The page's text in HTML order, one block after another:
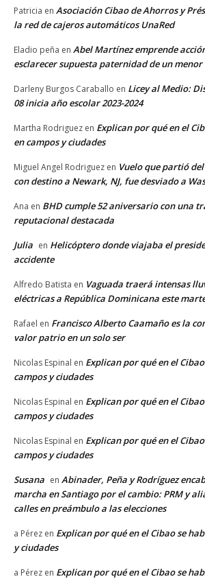
Patricia en Asociación Cibao de Ahorros y
la red de cajeros automáticos UnaRed
Eladio peña en Abel Martínez emprende
esclarecer supuesta paternidad de un menor
Darleny Burgos Caraballo en Licey al Medio:
08 inicia año escolar 2023-2024
Martha Rodriguez en Explican por qué en el
en campos y ciudades
Miguel Angel Rodriguez en Vuelo que partió
con destino a Newark, NJ, fue desviado a
Ana en BHD cumple 52 aniversario con una
reputacional destacada
Julia en Helicóptero donde viajaba el
accidente
Alfredo Batista en Vaguada traerá intensas
eléctricas a República Dominicana este
Rafael en Francisco Alberto Caamaño es la
valor patrio en un solo ser
Nicolas Espinal en Explican por qué en el
campos y ciudades
Nicolas Espinal en Explican por qué en el
campos y ciudades
Nicolas Espinal en Explican por qué en el
campos y ciudades
Susana en Abinader, Peña y Rodríguez
marcha en Santiago por el cambio: PRM y
calles en preámbulo a las elecciones
a Pérez en Explican por qué en el Cibao se
y ciudades
a Pérez en Explican por qué en el Cibao se